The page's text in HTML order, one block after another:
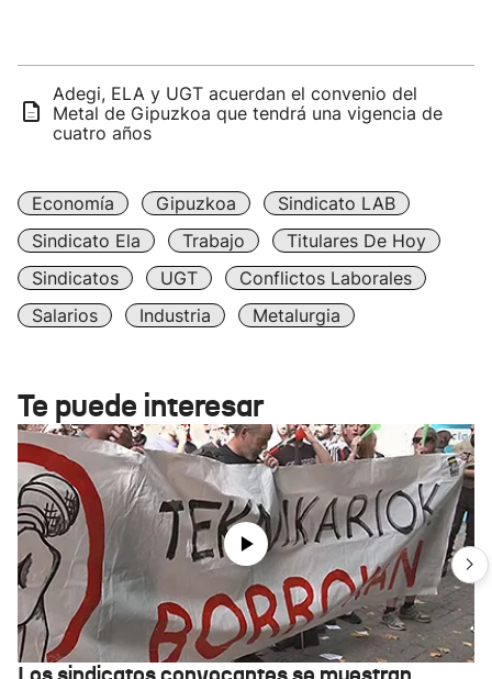
Adegi, ELA y UGT acuerdan el convenio del
Metal de Gipuzkoa que tendrá una vigencia de
cuatro años
Economía Gipuzkoa
Sindicato LAB
Sindicato Ela
Trabajo
Titulares De Hoy
Sindicatos
UGT
Conflictos Laborales
Salarios
Industria Metalurgia
Te puede interesar